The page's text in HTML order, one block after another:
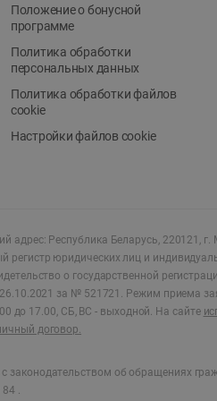
Положение о бонусной
программе
Политика обработки
персональных данных
Политика обработки файлов
cookie
Настройки файлов cookie
адрес: Республика Беларусь, 220121, г.
юридических лиц и
о государственной
за № 521721. Режим приема
до 17.00, СБ, ВС - выходной. На сайте
договор.
об обращениях
.